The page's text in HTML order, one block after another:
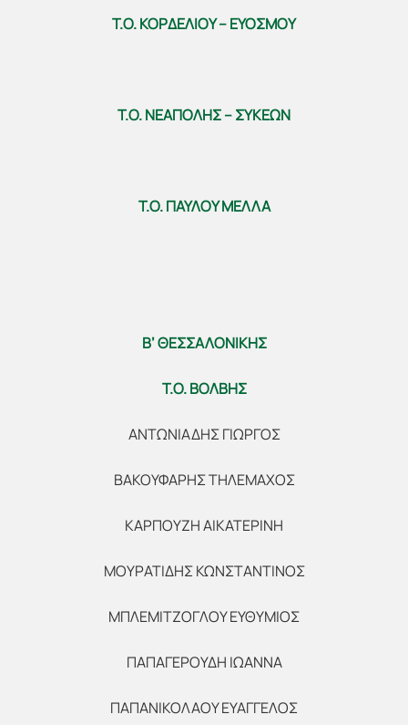
Τ.Ο. ΚΟΡΔΕΛΙΟΥ – ΕΥΟΣΜΟΥ
Τ.Ο. ΝΕΑΠΟΛΗΣ – ΣΥΚΕΩΝ
Τ.Ο. ΠΑΥΛΟΥ ΜΕΛΛΑ
Β’ ΘΕΣΣΑΛΟΝΙΚΗΣ
Τ.Ο. ΒΟΛΒΗΣ
ΑΝΤΩΝΙΑΔΗΣ ΓΙΩΡΓΟΣ
ΒΑΚΟΥΦΑΡΗΣ ΤΗΛΕΜΑΧΟΣ
ΚΑΡΠΟΥΖΗ ΑΙΚΑΤΕΡΙΝΗ
ΜΟΥΡΑΤΙΔΗΣ ΚΩΝΣΤΑΝΤΙΝΟΣ
ΜΠΛΕΜΙΤΖΟΓΛΟΥ ΕΥΘΥΜΙΟΣ
ΠΑΠΑΓΕΡΟΥΔΗ ΙΩΑΝΝΑ
ΠΑΠΑΝΙΚΟΛΑΟΥ ΕΥΑΓΓΕΛΟΣ